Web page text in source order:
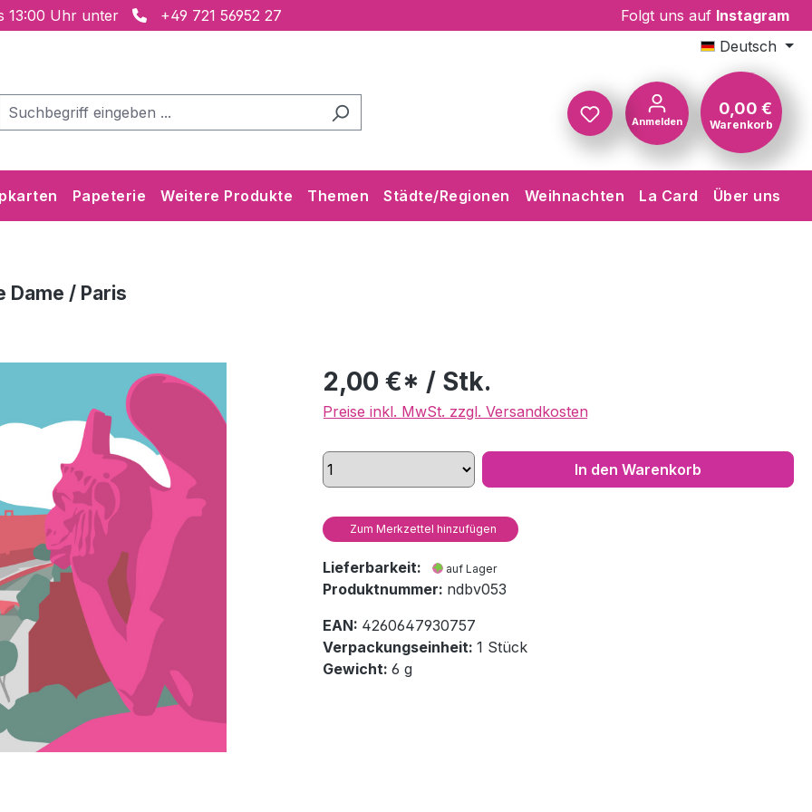
13:00 Uhr unter +49 721 56952 27 Folgt uns auf Instagram
Deutsch
Anmelden
0,00 €
Warenkorb
Papeterie Weitere Produkte Themen Städte/Regionen Weihnachten La Card Über uns
Dame / Paris
2,00 €* / Stk.
Preise inkl. MwSt. zzgl. Versandkosten
In den Warenkorb
Zum Merkzettel hinzufügen
Lieferbarkeit: auf Lager
Produktnummer: ndbv053
EAN: 4260647930757
Verpackungseinheit: 1 Stück
Gewicht: 6 g